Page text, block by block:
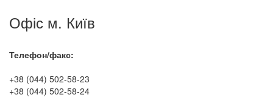
Офіс м. Київ
Телефон/факс:
+38 (044) 502-58-23
+38 (044) 502-58-24